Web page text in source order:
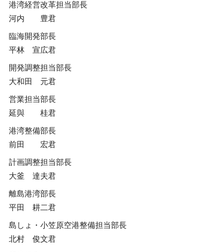
港湾経営改革担当部長
河内 豊君
臨海開発部長
平林 宣広君
開発調整担当部長
大和田 元君
営業担当部長
延與 桂君
港湾整備部長
前田 宏君
計画調整担当部長
大釜 達夫君
離島港湾部長
平田 耕二君
島しょ・小笠原空港整備担当部長
北村 俊文君